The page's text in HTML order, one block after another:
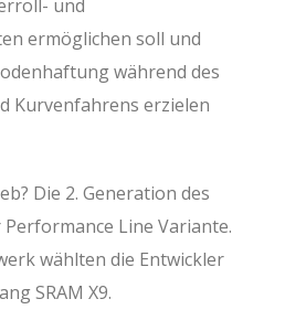
und
ermöglichen soll und
während des
Kurvenfahrens erzielen
Die 2. Generation des
Line Variante.
wählten die Entwickler
SRAM X9.